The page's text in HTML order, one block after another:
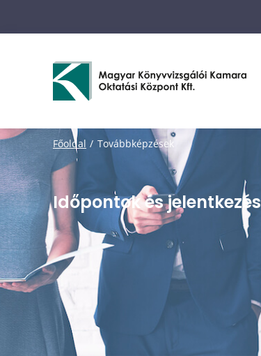
Főoldal Továbbképzések
Időpontok és jelentkezés